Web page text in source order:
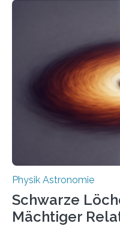
Quantenmotoren
Wissenschaftsjournal
die Herleitung. (DOI:
Verbrennungsmotoren
Wärmekraftmaschinen:
Energie in
ausgedrückt, Wärme in
quantenmechanischen
Physik Astronomie
Schwarze
Mächtiger